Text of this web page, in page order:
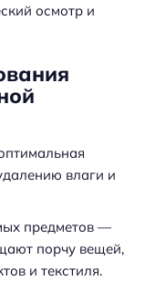
осмотр и
влаги и
предметов —
порчу вещей,
и текстиля.